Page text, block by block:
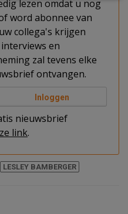
lezen omdat u nog
word abonnee van
collega's krijgen
en
zal tevens elke
ontvangen.
Inloggen
nieuwsbrief
link.
LESLEY BAMBERGER